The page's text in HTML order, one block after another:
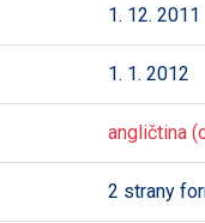
1. 12. 2011
1. 1. 2012
angličtina
2 strany